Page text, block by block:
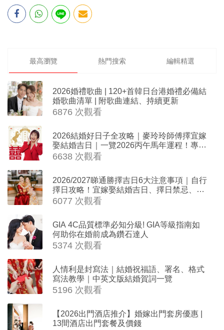
最高瀏覽 熱門搜索 編輯精選
2026婚禮歌曲 | 120+首韓日台港婚禮必備結
婚歌曲清單 | 附歌曲連結、持續更新
6876 次觀看
2026結婚好日子全攻略｜麥玲玲師傅擇宜嫁
娶結婚吉日｜一覽2026丙午馬年運程！專業
擇日結婚+避開沖煞生肖指南
6638 次觀看
2026/2027睇通勝擇吉日6大注意事項｜自行
擇日攻略！宜嫁娶結婚吉日、擇日禁忌、相
沖生肖一覽
6077 次觀看
GIA 4C品質標準必知分級! GIA等級指南如
何助你在婚前成為鑽石達人
5374 次觀看
人情利是封寫法｜結婚祝福語、署名、格式
寫法教學｜中英文版結婚賀詞一覽
5196 次觀看
【2026出門酒店推介】婚嫁出門套房優惠 |
13間酒店出門套餐及價錢